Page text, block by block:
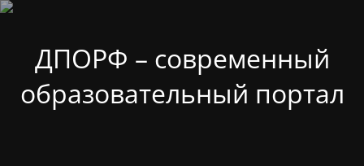
ДПОРФ – современный
образовательный портал